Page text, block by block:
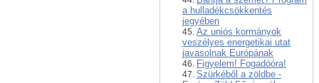
a hulladékcsökkentés
jegyében
Az uniós kormányok
veszélyes energetikai utat
javasolnak Európának
Figyelem! Fogadóóra!
Szürkéből a zöldbe -